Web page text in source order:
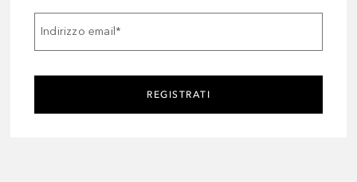
Indirizzo email *
REGISTRATI